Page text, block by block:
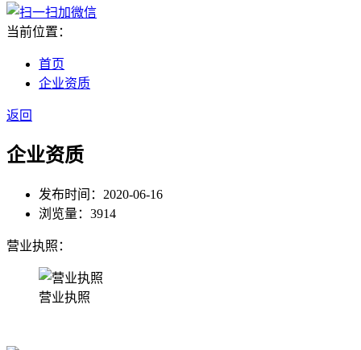
当前位置：
首页
企业资质
返回
企业资质
发布时间： 2020-06-16
浏览量： 3914
营业执照：
营业执照